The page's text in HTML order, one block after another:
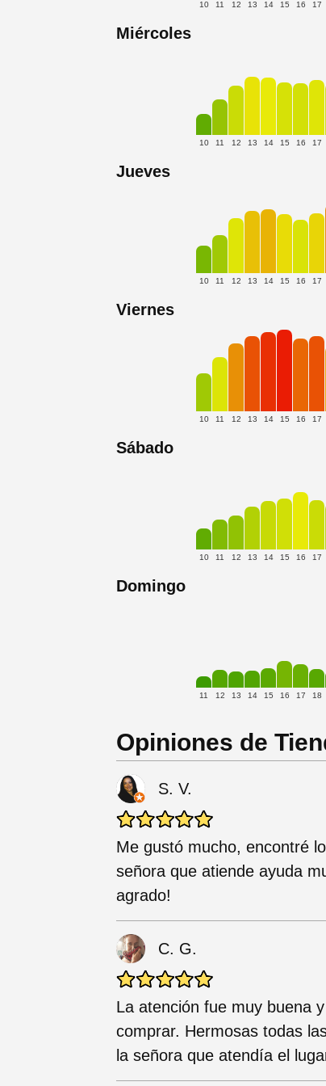
10 11 12 13 14 15 16 17
Miércoles
10 11 12 13 14 15 16 17
Jueves
10 11 12 13 14 15 16 17
Viernes
10 11 12 13 14 15 16 17
Sábado
10 11 12 13 14 15 16 17
Domingo
11 12 13 14 15 16 17 18
Opiniones de
S. V.
Me gustó mucho, encontré
señora que atiende ayuda
agrado!
C. G.
La atención fue muy buena
comprar. Hermosas todas
la señora que atendía el